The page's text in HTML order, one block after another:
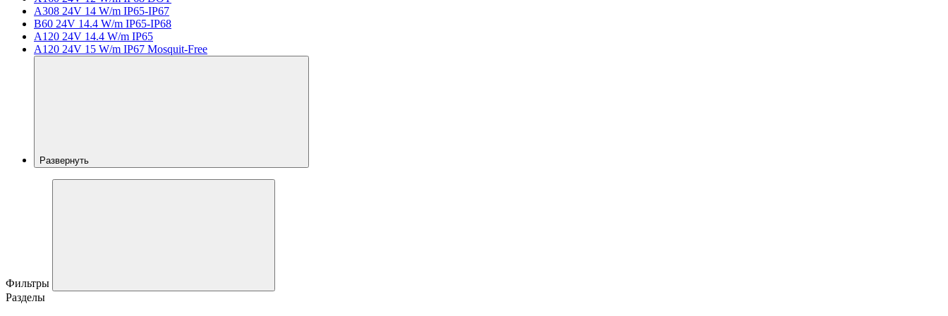
A308 24V 14 W/m IP65-IP67
B60 24V 14.4 W/m IP65-IP68
A120 24V 14.4 W/m IP65
A120 24V 15 W/m IP67 Mosquit-Free
Развернуть
Фильтры
Разделы